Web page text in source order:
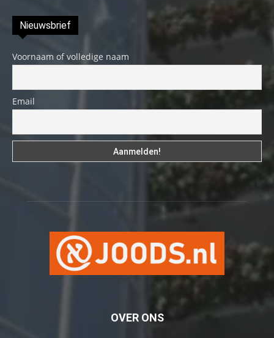
Nieuwsbrief
Voornaam of volledige naam
Email
OVER ONS